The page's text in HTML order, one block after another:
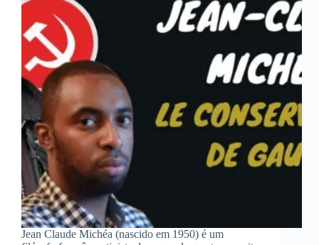
Jean Claude Michéa (nascido em 1950) é um